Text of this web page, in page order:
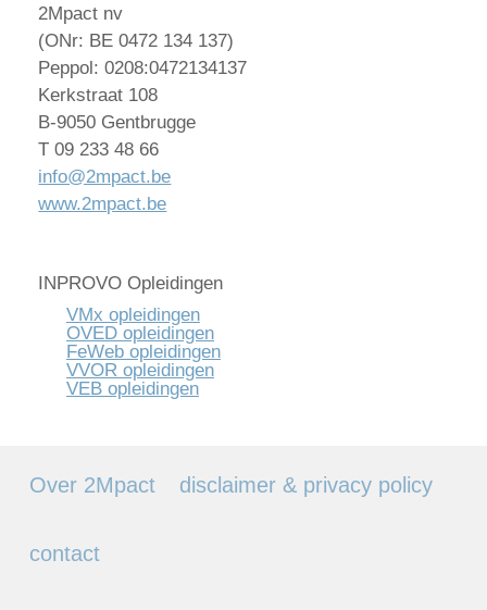
2Mpact nv
(ONr: BE 0472 134 137)
Peppol: 0208:0472134137
Kerkstraat 108
B-9050 Gentbrugge
T 09 233 48 66
info@2mpact.be
www.2mpact.be
INPROVO Opleidingen
VMx opleidingen
OVED opleidingen
FeWeb opleidingen
VVOR opleidingen
VEB opleidingen
Over 2Mpact disclaimer & privacy policy
contact